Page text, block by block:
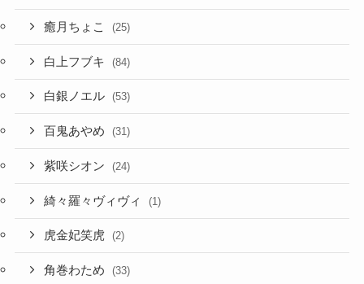
癒月ちょこ (25)
白上フブキ (84)
白銀ノエル (53)
百鬼あやめ (31)
紫咲シオン (24)
綺々羅々ヴィヴィ (1)
虎金妃笑虎 (2)
角巻わため (33)